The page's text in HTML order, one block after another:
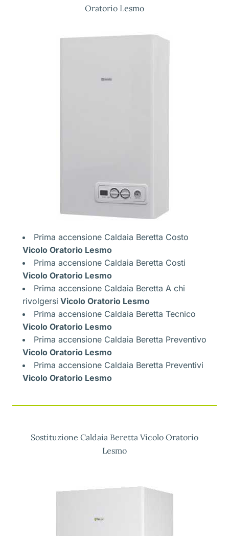
Oratorio Lesmo
Prima accensione Caldaia Beretta Costo
Vicolo Oratorio Lesmo
Prima accensione Caldaia Beretta Costi
Vicolo Oratorio Lesmo
Prima accensione Caldaia Beretta A chi
rivolgersi Vicolo Oratorio Lesmo
Prima accensione Caldaia Beretta Tecnico
Vicolo Oratorio Lesmo
Prima accensione Caldaia Beretta Preventivo
Vicolo Oratorio Lesmo
Prima accensione Caldaia Beretta Preventivi
Vicolo Oratorio Lesmo
Sostituzione Caldaia Beretta Vicolo Oratorio
Lesmo